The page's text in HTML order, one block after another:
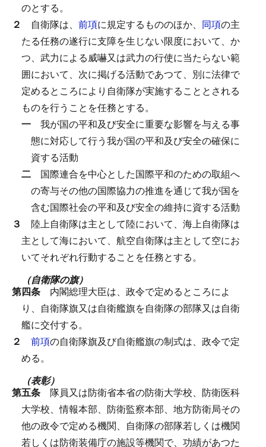
のとする。
２ 自衛隊は、 前項に規定するもののほか、 同項の主
たる任務の遂行に支障を生じない限度において、か
つ、武力による威嚇又は武力の行使に当たらない範
囲において、次に掲げる活動であつて、別に法律で
定めるところにより自衛隊が実施することとされる
ものを行うことを任務とする。
一 我が国の平和及び安全に重要な影響を与える事
態に対応して行う我が国の平和及び安全の確保に
資する活動
二 国際連合を中心とした国際平和のための取組へ
の寄与その他の国際協力の推進を通じて我が国を
含む国際社会の平和及び安全の維持に資する活動
３ 陸上自衛隊は主として陸において、海上自衛隊は
主として海において、航空自衛隊は主として空にお
いてそれぞれ行動することを任務とする。
（自衛隊の旗）
第四条 内閣総理大臣は、政令で定めるところによ
り、自衛隊旗又は自衛艦旗を自衛隊の部隊又は自衛
艦に交付する。
２ 前項の自衛隊旗及び自衛艦旗の制式は、政令で定
める。
（表彰）
第五条 隊員又は防衛省本省の防衛大学校、防衛医科
大学校、情報本部、防衛監察本部、地方防衛局その
他の政令で定める機関、自衛隊の部隊若しくは機関
若しくは防衛装備庁の施設等機関で、功績があつた